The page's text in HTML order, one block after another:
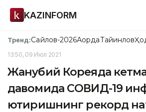
KAZINFORM
Тренд:Сайлов-2026АқордаТайинлов
13:50, 09 Июл 2021
Жанубий Кореяда
давомида CОВИД-19
юқтиришнинг рекорд